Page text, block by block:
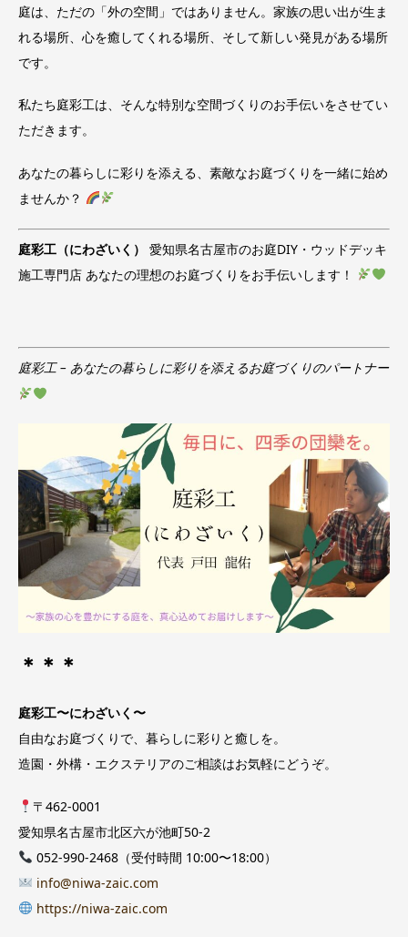
庭は、ただの「外の空間」ではありません。家族の思い出が生ま
れる場所、心を癒してくれる場所、そして新しい発見がある場所
です。
私たち庭彩工は、そんな特別な空間づくりのお手伝いをさせてい
ただきます。
あなたの暮らしに彩りを添える、素敵なお庭づくりを一緒に始め
ませんか？
庭彩工（にわざいく）
愛知県名古屋市のお庭DIY・ウッドデッキ
施工専門店 あなたの理想のお庭づくりをお手伝いします！
庭彩工 – あなたの暮らしに彩りを添えるお庭づくりのパートナー
＊＊＊
庭彩工〜にわざいく〜
自由なお庭づくりで、暮らしに彩りと癒しを。
造園・外構・エクステリアのご相談はお気軽にどうぞ。
〒462-0001
愛知県名古屋市北区六が池町50-2
052-990-2468（受付時間 10:00〜18:00）
info@niwa-zaic.com
https://niwa-zaic.com